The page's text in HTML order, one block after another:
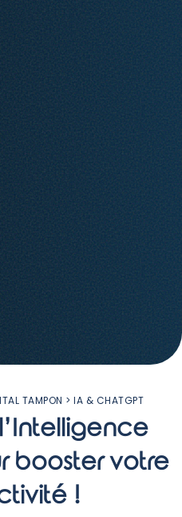
TAMPON > IA & CHATGPT
booster votre
!